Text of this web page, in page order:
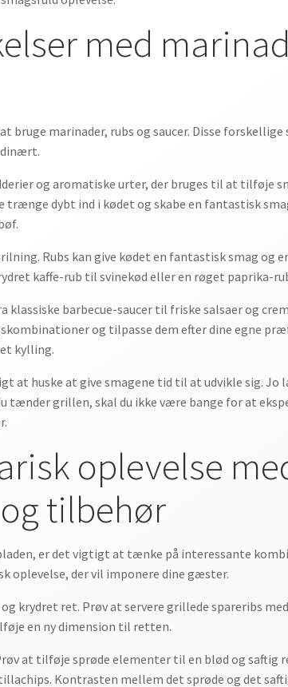
med
bruge marinader, rubs og saucer. Disse forskellige
og aromatiske urter, der bruges til at tilføje
dybt ind i kødet og skabe en fantastisk
Rubs kan give kødet en fantastisk smag og
kaffe-rub til svinekød eller en røget paprika-
barbecue-saucer til friske salsaer og
og tilpasse dem efter dine egne
kylling.
at huske at give smagene tid til at udvikle sig. Jo
tænder grillen, skal du ikke være bange for at
oplevelse
tilbehør
er det vigtigt at tænke på interessante
oplevelse, der vil imponere dine gæster.
ret. Prøv at servere grillede spareribs med
en ny dimension til retten.
at tilføje sprøde elementer til en blød og saftig
Kontrasten mellem det sprøde og det